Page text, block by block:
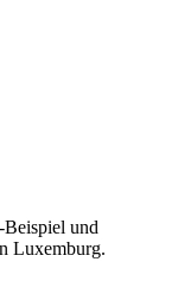
und
Luxemburg.